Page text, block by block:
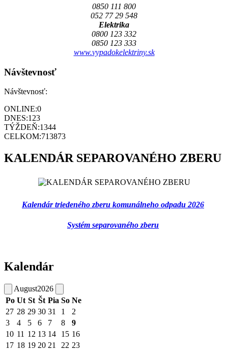
0850 111 800
052 77 29 548
Elektrika
0800 123 332
0850 123 333
www.vypadokelektriny.sk
Návštevnosť
Návštevnosť:
ONLINE:0
DNES:123
TÝŽDEŇ:1344
CELKOM:713873
KALENDÁR SEPAROVANÉHO ZBERU
Kalendár triedeného zberu komunálneho odpadu 2026
Systém separovaného zberu
Kalendár
August2026
Po Ut St Št Pia So Ne
27 28 29 30 31 1
2
3
4 5 6 7 8
9
10 11 12 13 14 15 16
17 18 19 20 21 22 23